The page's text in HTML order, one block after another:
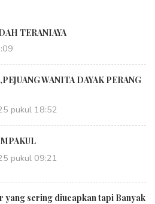
TERANIAYA
WANITA DAYAK PERANG
pukul 18:52
pukul 09:21
yang sering diucapkan tapi Banyak